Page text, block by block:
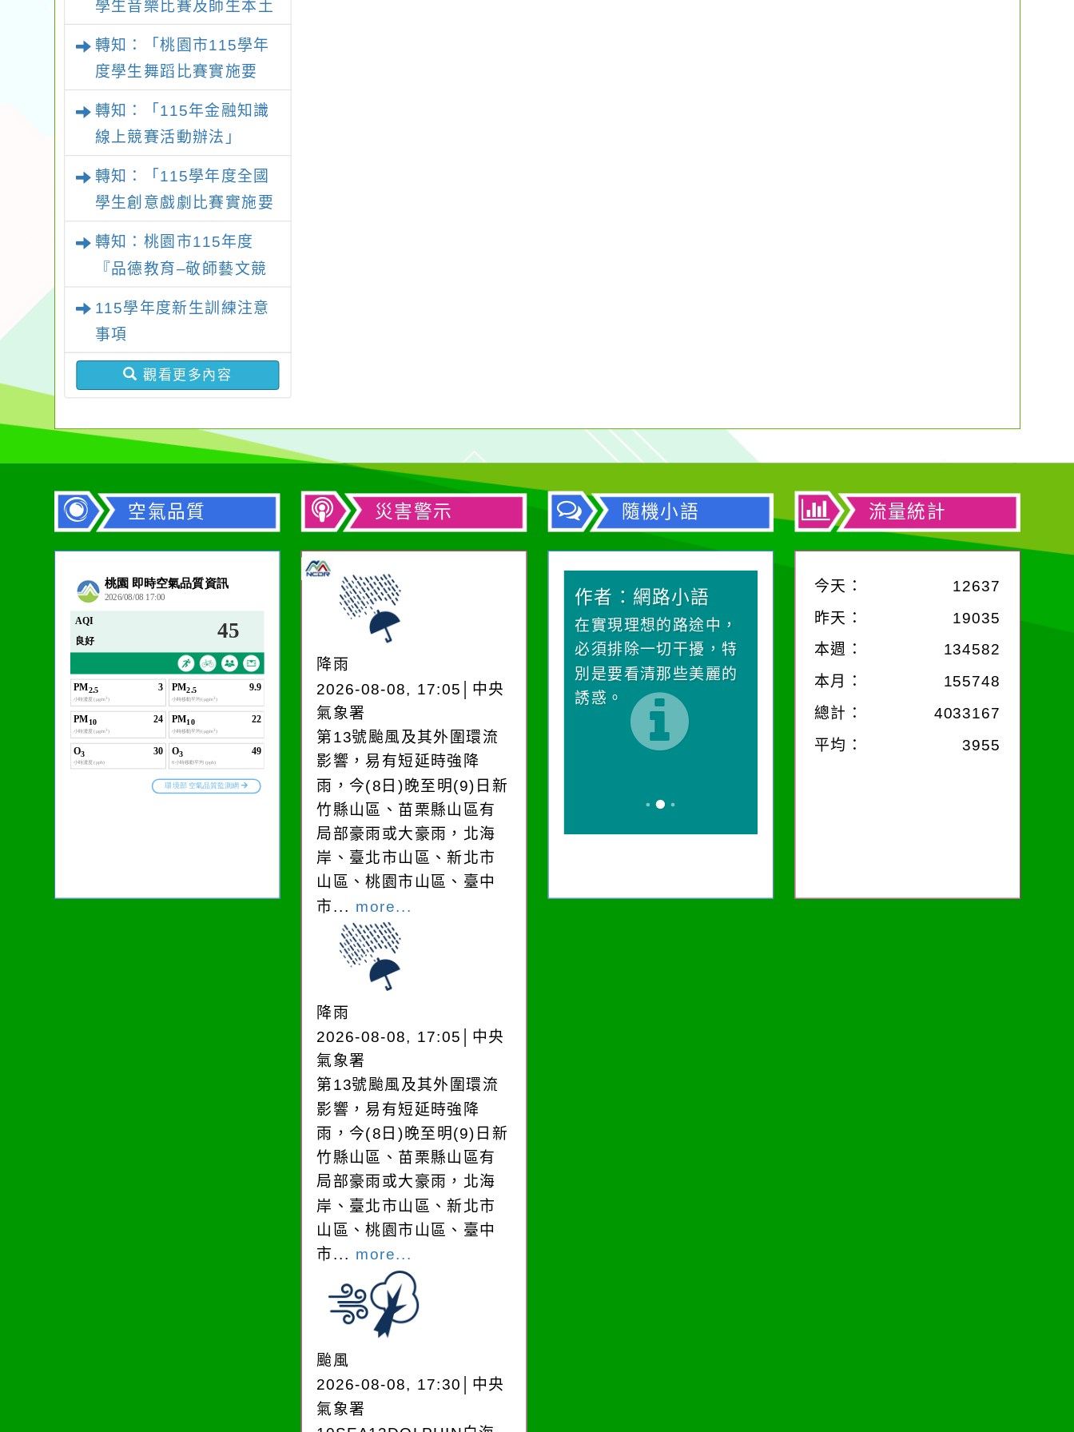
學生音樂比賽及師生本土
轉知：「桃園市115學年
度學生舞蹈比賽實施要
轉知：「115年金融知識
線上競賽活動辦法」
轉知：「115學年度全國
學生創意戲劇比賽實施要
轉知：桃園市115年度
『品德教育–敬師藝文競
115學年度新生訓練注意
事項
觀看更多內容
空氣品質 災害警示
降雨
2026-08-08, 17:05│中央
氣象署
第13號颱風及其外圍環流
影響，易有短延時強降
雨，今(8日)晚至明(9)日新
竹縣山區、苗栗縣山區有
局部豪雨或大豪雨，北海
岸、臺北市山區、新北市
山區、桃園市山區、臺中
市... more...
降雨
2026-08-08, 17:05│中央
氣象署
第13號颱風及其外圍環流
影響，易有短延時強降
雨，今(8日)晚至明(9)日新
竹縣山區、苗栗縣山區有
局部豪雨或大豪雨，北海
岸、臺北市山區、新北市
山區、桃園市山區、臺中
市... more...
颱風
2026-08-08, 17:30│中央
氣象署
隨機小語
生活是一面鏡子。你對
它笑，它就對你笑；你
對它哭，它也對你哭。
作者：網路小語
在實現理想的路途中，
誘惑。
作者：網路小語
一杯清水因滴入一滴污
水而變污濁，一杯污水
卻不會因一滴清水的存
在而變清澈。
流量統計
今天： 12637
昨天：
19035
本週：
134582
本月：
155748
總計：
4033167
平均： 3955